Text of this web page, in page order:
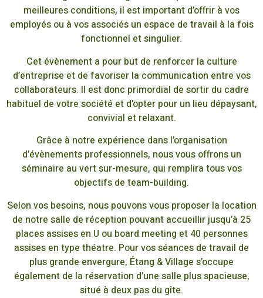
meilleures conditions, il est important d’offrir à vos
employés ou à vos associés un espace de travail à la fois
fonctionnel et singulier.
Cet évènement a pour but de renforcer la culture
d’entreprise et de favoriser la communication entre vos
collaborateurs. Il est donc primordial de sortir du cadre
habituel de votre société et d’opter pour un lieu dépaysant,
convivial et relaxant.
Grâce à notre expérience dans l’organisation
d’évènements professionnels, nous vous offrons un
séminaire au vert sur-mesure, qui remplira tous vos
objectifs de team-building.
Selon vos besoins, nous pouvons vous proposer la location
de notre salle de réception pouvant accueillir jusqu’à 25
places assises en U ou board meeting et 40 personnes
assises en type théatre. Pour vos séances de travail de
plus grande envergure, Étang & Village s’occupe
également de la réservation d’une salle plus spacieuse,
situé à deux pas du gîte.